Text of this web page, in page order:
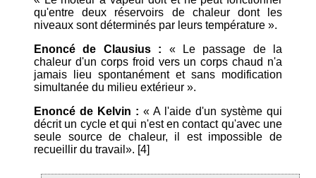
qu'entre deux réservoirs de chaleur dont les
niveaux sont déterminés par leurs température ».
Enoncé de Clausius : « Le passage de la
chaleur d'un corps froid vers un corps chaud n'a
jamais lieu spontanément et sans modification
simultanée du milieu extérieur ».
Enoncé de Kelvin : « A l'aide d'un système qui
décrit un cycle et qui n'est en contact qu'avec une
seule source de chaleur, il est impossible de
recueillir du travail». [4]